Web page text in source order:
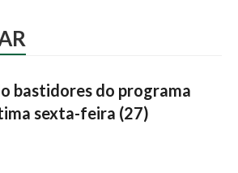
bastidores do programa
sexta-feira (27)